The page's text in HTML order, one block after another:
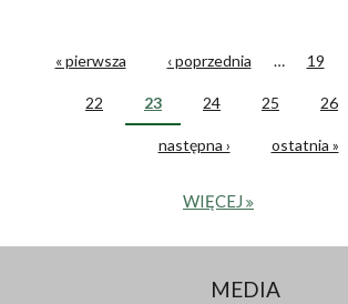
STRONY
« pierwsza ‹ poprzednia … 19
22 23 24 25 26
następna › ostatnia »
WIĘCEJ
MEDIA